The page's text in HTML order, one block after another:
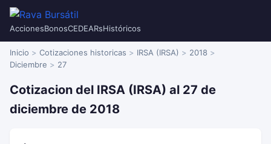
AccionesBonosCEDEARsHistóricos
Inicio Cotizaciones historicas IRSA (IRSA)
2018
Diciembre
27
Cotizacion del IRSA (IRSA) al 27 de
diciembre de 2018